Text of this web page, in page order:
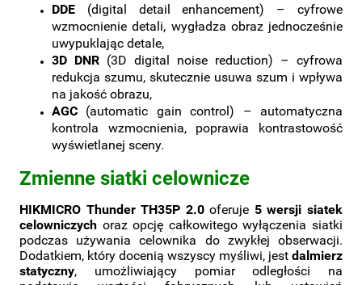
DDE (digital detail enhancement) – cyfrowe
wzmocnienie detali, wygładza obraz jednocześnie
uwypuklając detale,
3D DNR (3D digital noise reduction) – cyfrowa
redukcja szumu, skutecznie usuwa szum i wpływa
na jakość obrazu,
AGC (automatic gain control) – automatyczna
kontrola wzmocnienia, poprawia kontrastowość
wyświetlanej sceny.
Zmienne siatki celownicze
HIKMICRO Thunder TH35P 2.0oferuje 5 wersji siatek
celowniczych oraz opcję całkowitego wyłączenia siatki
podczas używania celownika do zwykłej obserwacji.
Dodatkiem, który docenią wszyscy myśliwi, jest dalmierz
statyczny, umożliwiający pomiar odległości na